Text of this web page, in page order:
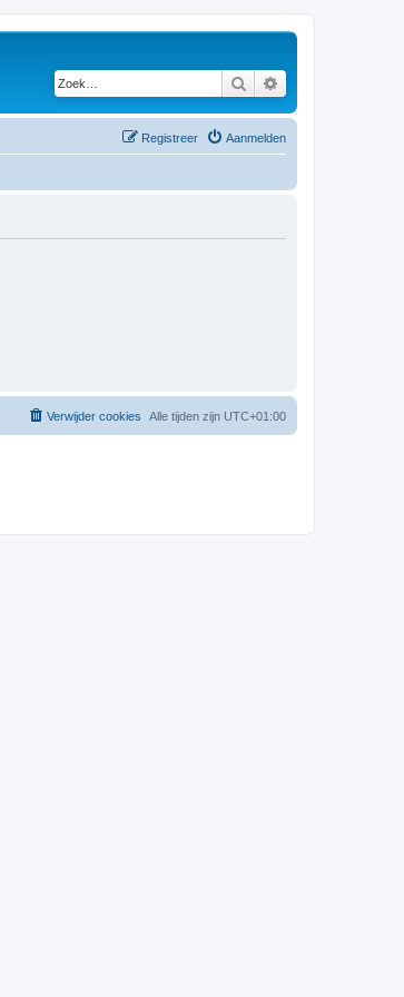
Zoek
Aanmelden
Registreer
Alle tijden zijn UTC+01:00
Verwijder cookies